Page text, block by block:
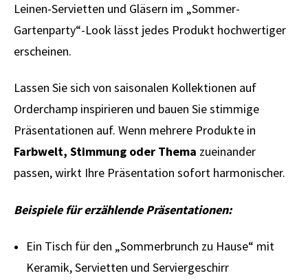
Leinen-Servietten und Gläsern im „Sommer-
Gartenparty“-Look lässt jedes Produkt hochwertiger
erscheinen.
Lassen Sie sich von saisonalen Kollektionen auf
Orderchamp inspirieren und bauen Sie stimmige
Präsentationen auf. Wenn mehrere Produkte in
Farbwelt, Stimmung oder Thema zueinander
passen, wirkt Ihre Präsentation sofort harmonischer.
Beispiele für erzählende Präsentationen:
Ein Tisch für den „Sommerbrunch zu Hause“ mit
Keramik, Servietten und Serviergeschirr